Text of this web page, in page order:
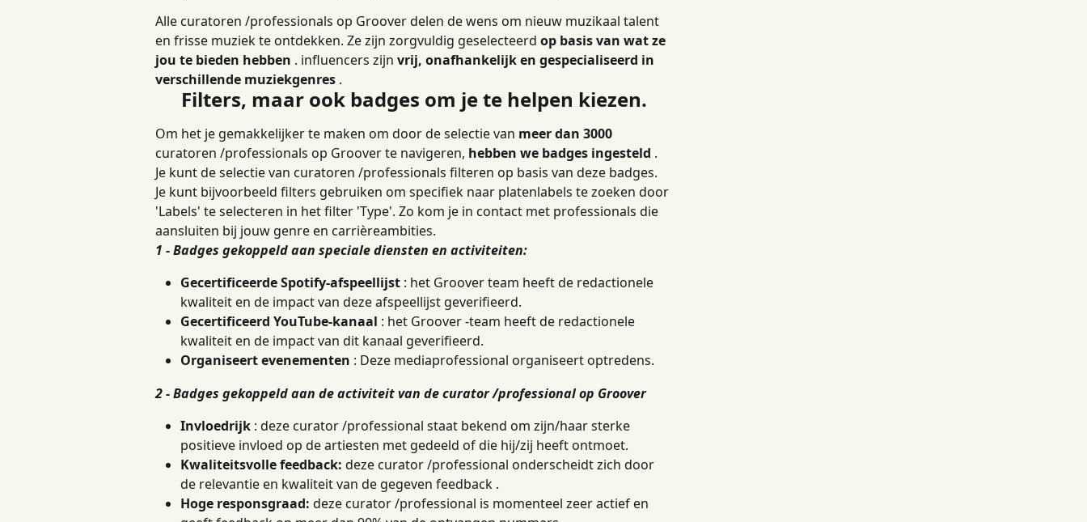
Alle curatoren /professionals op Groover delen de wens om nieuw muzikaal talent
en frisse muziek te ontdekken. Ze zijn zorgvuldig geselecteerd op basis van wat ze
jou te bieden hebben . influencers zijn vrij, onafhankelijk en gespecialiseerd in
verschillende muziekgenres .
Filters, maar ook badges om je te helpen kiezen.
Om het je gemakkelijker te maken om door de selectie van meer dan 3000
curatoren /professionals op Groover te navigeren, hebben we badges ingesteld .
Je kunt de selectie van curatoren /professionals filteren op basis van deze badges.
Je kunt bijvoorbeeld filters gebruiken om specifiek naar platenlabels te zoeken door
'Labels' te selecteren in het filter 'Type'. Zo kom je in contact met professionals die
aansluiten bij jouw genre en carrièreambities.
1 - Badges gekoppeld aan speciale diensten en activiteiten:
Gecertificeerde Spotify-afspeellijst : het Groover team heeft de redactionele
kwaliteit en de impact van deze afspeellijst geverifieerd.
Gecertificeerd YouTube-kanaal : het Groover -team heeft de redactionele
kwaliteit en de impact van dit kanaal geverifieerd.
Organiseert evenementen : Deze mediaprofessional organiseert optredens.
2 - Badges gekoppeld aan de activiteit van de curator /professional op Groover
Invloedrijk : deze curator /professional staat bekend om zijn/haar sterke
positieve invloed op de artiesten met gedeeld of die hij/zij heeft ontmoet.
Kwaliteitsvolle feedback: deze curator /professional onderscheidt zich door
de relevantie en kwaliteit van de gegeven feedback .
Hoge responsgraad: deze curator /professional is momenteel zeer actief en